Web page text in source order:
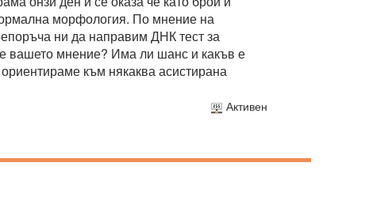
морфология. По мнение на
ни да направим ДНК тест за
вашето мнение? Има ли шанс и какъв е
към някаква асистирана
Активен